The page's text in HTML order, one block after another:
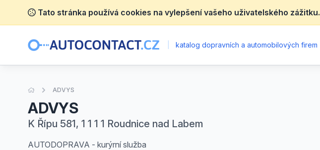
Tato stránka používá cookies na vylepšení vašeho uživatelského zážitku.
katalog dopravních a automobilových firem
Úvodní stránka
ADVYS
ADVYS
K Řípu 581, 1 1 1 1 Roudnice nad Labem
AUTODOPRAVA - kurýrní služba